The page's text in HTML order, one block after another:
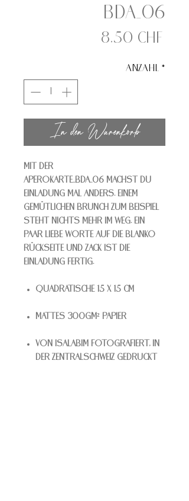
BDA_06
8,50 CHF
Anzahl *
In den Warenkorb
Mit der
Aperokarte_BDA_06 machst Du
Einladung mal anders. Einem
gemütlichen Brunch zum Beispiel
steht nichts mehr im Weg. Ein
paar liebe Worte auf die Blanko
Rückseite und zack ist die
Einladung fertig.
Quadratische 15 x 15 cm
Mattes 300gm² Papier
Von Isalabim fotografiert, in
der Zentralschweiz gedruckt